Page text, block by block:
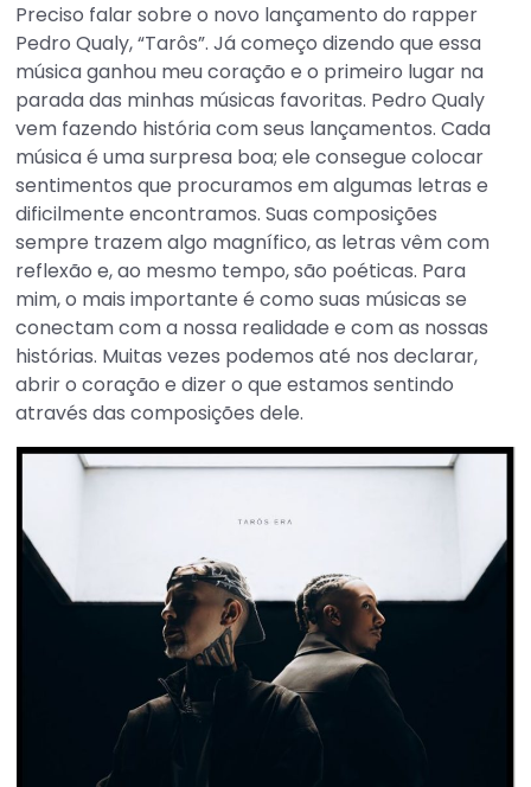
Preciso falar sobre o novo lançamento do rapper
Pedro Qualy, “Tarôs”. Já começo dizendo que essa
música ganhou meu coração e o primeiro lugar na
parada das minhas músicas favoritas. Pedro Qualy
vem fazendo história com seus lançamentos. Cada
música é uma surpresa boa; ele consegue colocar
sentimentos que procuramos em algumas letras e
dificilmente encontramos. Suas composições
sempre trazem algo magnífico, as letras vêm com
reflexão e, ao mesmo tempo, são poéticas. Para
mim, o mais importante é como suas músicas se
conectam com a nossa realidade e com as nossas
histórias. Muitas vezes podemos até nos declarar,
abrir o coração e dizer o que estamos sentindo
através das composições dele.